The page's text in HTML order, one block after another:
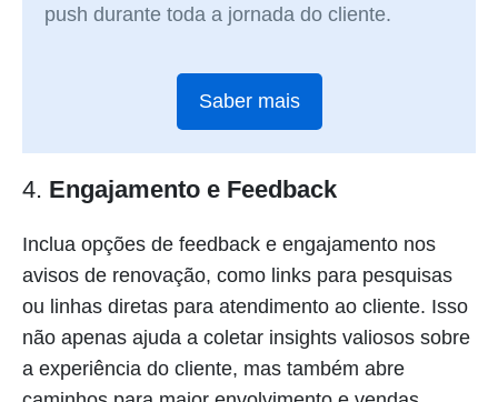
push durante toda a jornada do cliente.
Saber mais
4. Engajamento e Feedback
Inclua opções de feedback e engajamento nos
avisos de renovação, como links para pesquisas
ou linhas diretas para atendimento ao cliente. Isso
não apenas ajuda a coletar insights valiosos sobre
a experiência do cliente, mas também abre